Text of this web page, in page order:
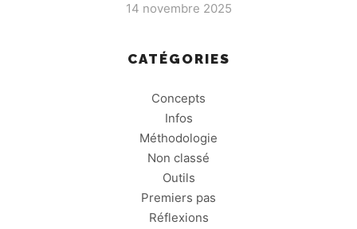
14 novembre 2025
CATÉGORIES
Concepts
Infos
Méthodologie
Non classé
Outils
Premiers pas
Réflexions